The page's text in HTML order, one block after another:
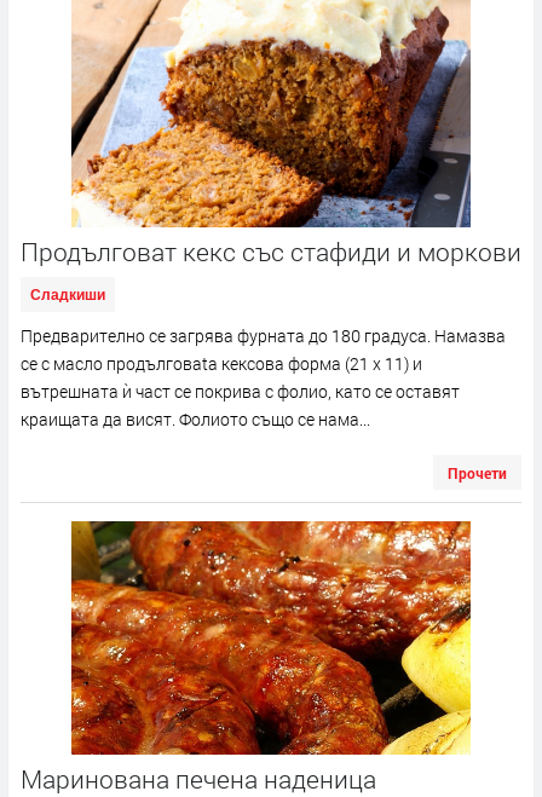
Продълговат кекс със стафиди и моркови
Сладкиши
Предварително се загрява фурната до 180 градуса. Намазва
се с масло продълговаta кексова форма (21 x 11) и
вътрешната ѝ част се покрива с фолио, като се оставят
краищата да висят. Фолиото също се нама...
Прочети
Маринована печена наденица